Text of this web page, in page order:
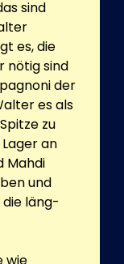
sind
es, die
nötig sind
der
es als
zu
an
Mahdi
und
läng-
wie